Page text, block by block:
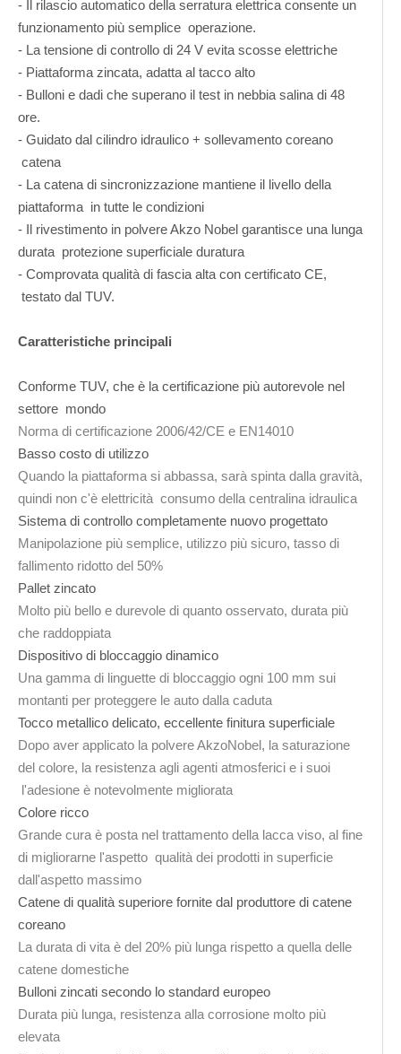
- Il rilascio automatico della serratura elettrica consente un
funzionamento più semplice operazione.
- La tensione di controllo di 24 V evita scosse elettriche
- Piattaforma zincata, adatta al tacco alto
- Bulloni e dadi che superano il test in nebbia salina di 48
ore.
- Guidato dal cilindro idraulico + sollevamento coreano
catena
- La catena di sincronizzazione mantiene il livello della
piattaforma in tutte le condizioni
- Il rivestimento in polvere Akzo Nobel garantisce una lunga
durata protezione superficiale duratura
- Comprovata qualità di fascia alta con certificato CE,
testato dal TUV.
Caratteristiche principali
Conforme TUV, che è la certificazione più autorevole nel
settore mondo
Norma di certificazione 2006/42/CE e EN14010
Basso costo di utilizzo
Quando la piattaforma si abbassa, sarà spinta dalla gravità,
quindi non c'è elettricità consumo della centralina idraulica
Sistema di controllo completamente nuovo progettato
Manipolazione più semplice, utilizzo più sicuro, tasso di
fallimento ridotto del 50%
Pallet zincato
Molto più bello e durevole di quanto osservato, durata più
che raddoppiata
Dispositivo di bloccaggio dinamico
Una gamma di linguette di bloccaggio ogni 100 mm sui
montanti per proteggere le auto dalla caduta
Tocco metallico delicato, eccellente finitura superficiale
Dopo aver applicato la polvere AkzoNobel, la saturazione
del colore, la resistenza agli agenti atmosferici e i suoi
l'adesione è notevolmente migliorata
Colore ricco
Grande cura è posta nel trattamento della lacca viso, al fine
di migliorarne l'aspetto qualità dei prodotti in superficie
dall'aspetto massimo
Catene di qualità superiore fornite dal produttore di catene
coreano
La durata di vita è del 20% più lunga rispetto a quella delle
catene domestiche
Bulloni zincati secondo lo standard europeo
Durata più lunga, resistenza alla corrosione molto più
elevata